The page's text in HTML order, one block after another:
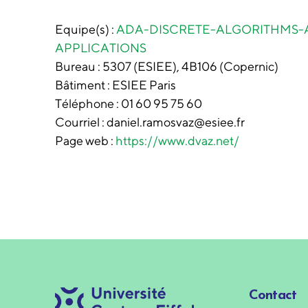
Equipe(s) : ADA-DISCRETE-
APPLICATIONS
Bureau : 5307 (ESIEE), 4B106 (Copernic)
Bâtiment : ESIEE Paris
Téléphone : 01 60 95 75 60
Courriel : daniel.ramosvaz@esiee.fr
Page web : https://www.dvaz.net/
Contact